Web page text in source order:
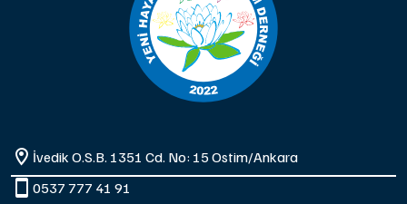
İvedik O.S.B. 1351 Cd. No: 15 Ostim/Ankara
0537 777 41 91